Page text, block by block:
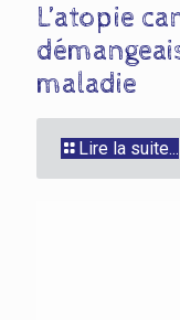
L’atopie
maladie
Lire la suite...